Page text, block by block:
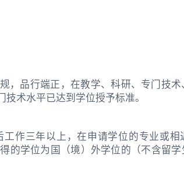
，品行端正，在教学、科研、专门技
术水平已达到学位授予标准。
作三年以上，在申请学位的专业或相
的学位为国（境）外学位的（不含留学